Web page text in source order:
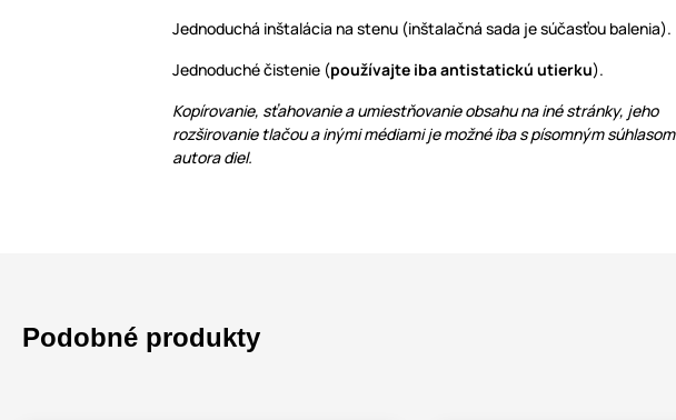
Jednoduchá inštalácia na stenu (inštalačná sada je súčasťou balenia).
Jednoduché čistenie (používajte iba antistatickú utierku).
Kopírovanie, sťahovanie a umiestňovanie obsahu na iné stránky, jeho
rozširovanie tlačou a inými médiami je možné iba s písomným súhlasom
autora diel.
Podobné produkty